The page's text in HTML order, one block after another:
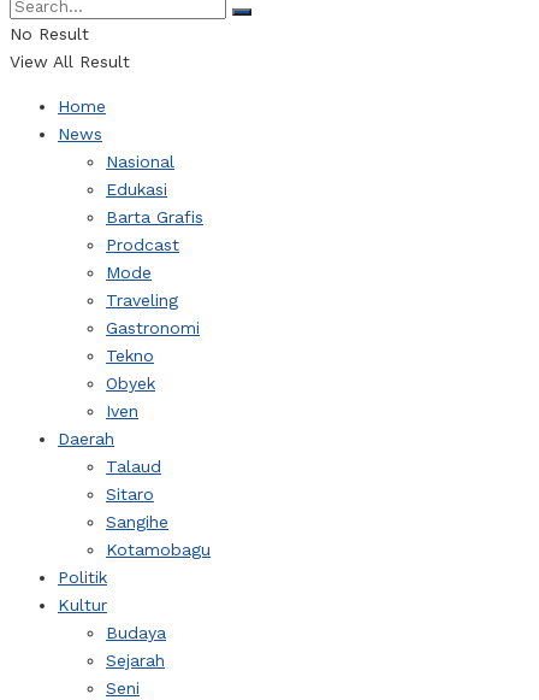
No Result
View All Result
Home
News
Nasional
Edukasi
Barta Grafis
Prodcast
Mode
Traveling
Gastronomi
Tekno
Obyek
Iven
Daerah
Talaud
Sitaro
Sangihe
Kotamobagu
Politik
Kultur
Budaya
Sejarah
Seni